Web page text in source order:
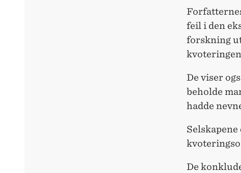
feil i den
forskning
De viser
beholde
hadde
De